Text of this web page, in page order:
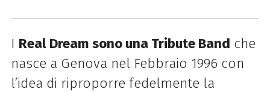
I Real Dream sono una Tribute Band che
nasce a Genova nel Febbraio 1996 con
l’idea di riproporre fedelmente la